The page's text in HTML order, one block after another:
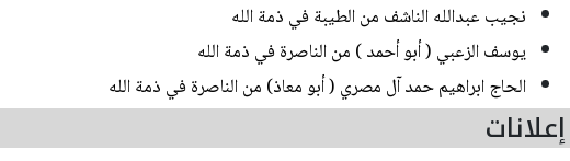
نجيب عبدالله الناشف من الطيبة في ذمة الله
يوسف الزعبي ( أبو أحمد ) من الناصرة في ذمة الله
الحاج ابراهيم حمد آل مصري ( أبو معاذ) من الناصرة في ذمة الله
إعلانات